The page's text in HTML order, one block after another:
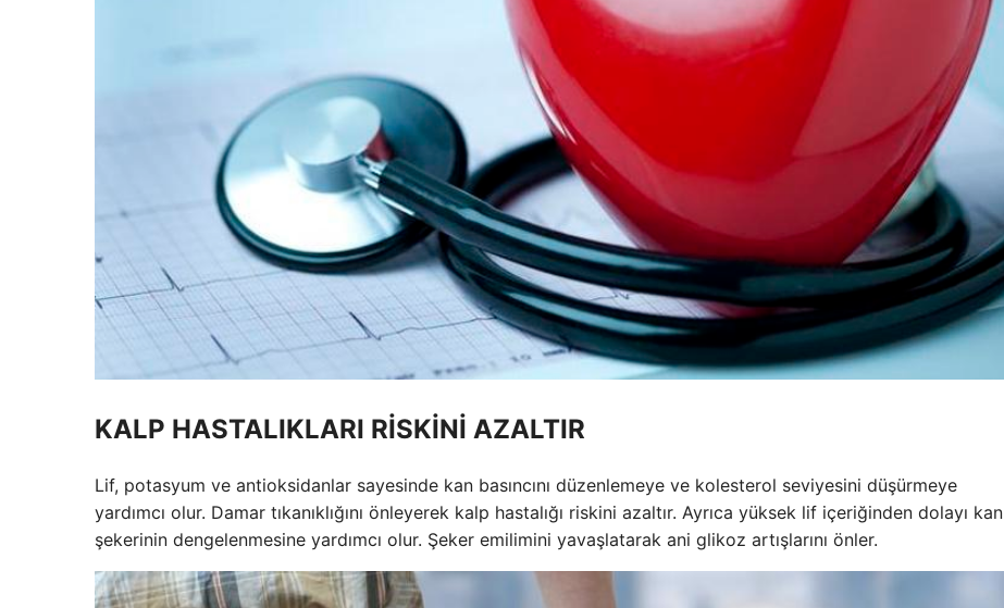
KALP HASTALIKLARI RİSKİNİ AZALTIR
Lif, potasyum ve antioksidanlar sayesinde kan basıncını düzenlemeye ve kolesterol seviyesini düşürmeye
yardımcı olur. Damar tıkanıklığını önleyerek kalp hastalığı riskini azaltır. Ayrıca yüksek lif içeriğinden dolayı kan
şekerinin dengelenmesine yardımcı olur. Şeker emilimini yavaşlatarak ani glikoz artışlarını önler.